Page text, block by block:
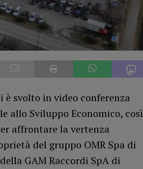
svolto in video conferenza
allo Sviluppo Economico, così
affrontare la vertenza
del gruppo OMR Spa di
della GAM Raccordi SpA di